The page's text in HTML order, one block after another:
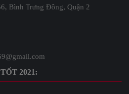
Bình Trưng Đông, Quận 2
2021: